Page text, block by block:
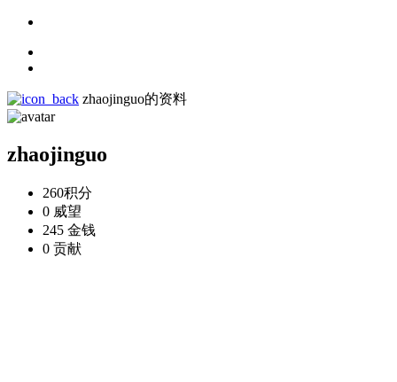
zhaojinguo的资料
zhaojinguo
260积分
0 威望
245 金钱
0 贡献